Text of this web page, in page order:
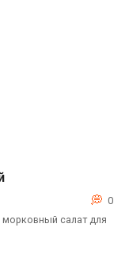
0
морковный салат для